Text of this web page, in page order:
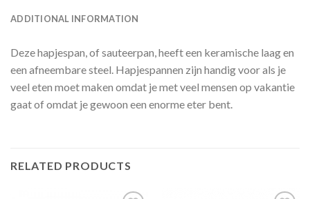
ADDITIONAL INFORMATION
Deze hapjespan, of sauteerpan, heeft een keramische laag en
een afneembare steel. Hapjespannen zijn handig voor als je
veel eten moet maken omdat je met veel mensen op vakantie
gaat of omdat je gewoon een enorme eter bent.
RELATED PRODUCTS